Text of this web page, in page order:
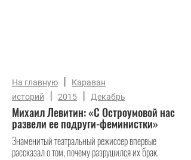
На главную |
Караван
историй
| 2015 | Декабрь
Михаил Левитин: «С Остроумовой нас
развели ее подруги-феминистки»
Знаменитый театральный режиссер впервые
рассказал о том, почему разрушился их брак.